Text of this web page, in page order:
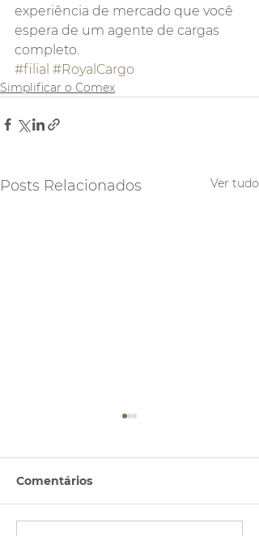
experiência de mercado que você
espera de um agente de cargas
completo.
#filial #RoyalCargo
Simplificar o Comex
Posts Relacionados Ver tudo
Comentários